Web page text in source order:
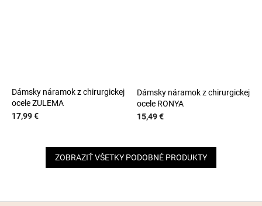
Dámsky náramok z chirurgickej
ocele ZULEMA
17,99 €
Dámsky náramok z chirurgickej
ocele RONYA
15,49 €
ZOBRAZIŤ VŠETKY PODOBNÉ PRODUKTY